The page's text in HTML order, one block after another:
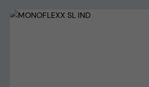
Skip image gallery